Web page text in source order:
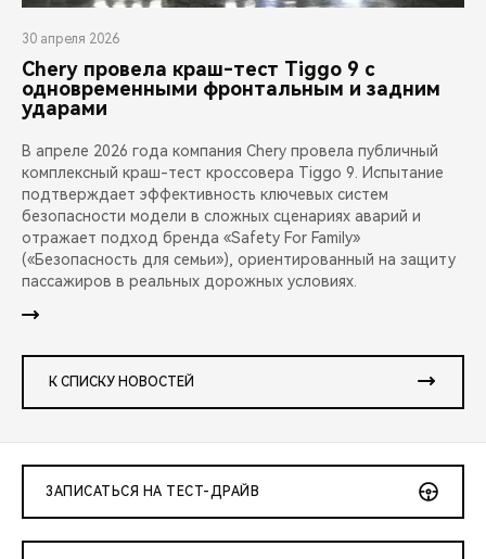
30 апреля 2026
Chery провела краш-тест Tiggo 9 с
одновременными фронтальным и задним
ударами
В апреле 2026 года компания Chery провела публичный
комплексный краш-тест кроссовера Tiggo 9. Испытание
подтверждает эффективность ключевых систем
безопасности модели в сложных сценариях аварий и
отражает подход бренда «Safety For Family»
(«Безопасность для семьи»), ориентированный на защиту
пассажиров в реальных дорожных условиях.
К СПИСКУ НОВОСТЕЙ
ЗАПИСАТЬСЯ НА ТЕСТ-ДРАЙВ